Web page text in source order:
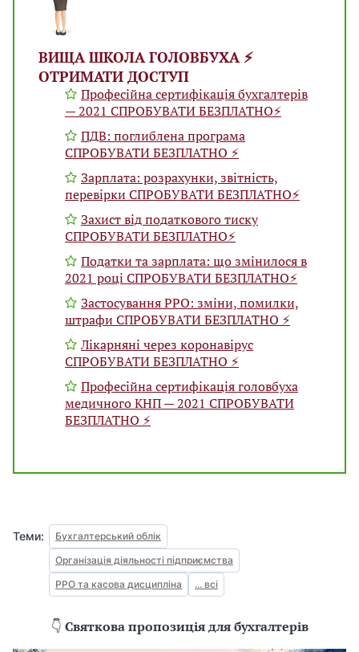
ВИЩА ШКОЛА ГОЛОВБУХА ⚡️
ОТРИМАТИ ДОСТУП
Професійна сертифікація бухгалтерів
— 2021 СПРОБУВАТИ БЕЗПЛАТНО⚡️
ПДВ: поглиблена програма
СПРОБУВАТИ БЕЗПЛАТНО ⚡️
Зарплата: розрахунки, звітність,
перевірки СПРОБУВАТИ БЕЗПЛАТНО⚡️
Захист від податкового тиску
СПРОБУВАТИ БЕЗПЛАТНО⚡️
Податки та зарплата: що змінилося в
2021 році СПРОБУВАТИ БЕЗПЛАТНО⚡️
Застосування РРО: зміни, помилки,
штрафи СПРОБУВАТИ БЕЗПЛАТНО ⚡️
Лікарняні через коронавірус
СПРОБУВАТИ БЕЗПЛАТНО ⚡️
Професійна сертифікація головбуха
медичного КНП — 2021 СПРОБУВАТИ
БЕЗПЛАТНО ⚡️
Теми:
Бухгалтерський облік
Організація діяльності підприємства
РРО та касова дисципліна
... всі
👇 Святкова пропозиція для бухгалтерів